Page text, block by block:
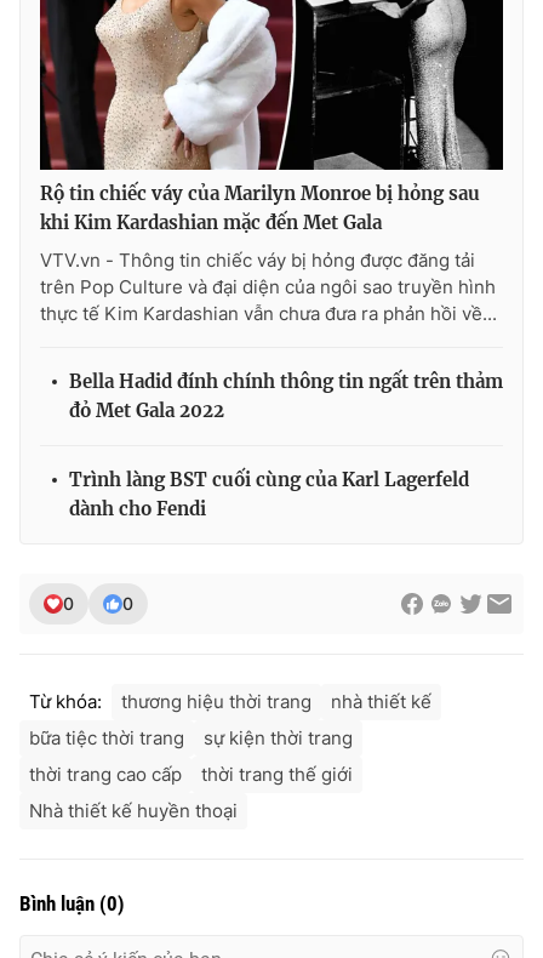
Ðiện thoại Thời báo VTV:024.66 897 897
Email:
toasoan@vtv.vn
Liên hệ quảng cáo:024-7300.7108
® Cấm sao chép dưới mọi hình thức nếu không có sự chấp
thông tin từ website này.
Rộ tin chiếc váy của Marilyn Monroe bị hỏng sau
khi Kim Kardashian mặc đến Met Gala
VTV.vn - Thông tin chiếc váy bị hỏng được đăng tải
trên Pop Culture và đại diện của ngôi sao truyền hình
thực tế Kim Kardashian vẫn chưa đưa ra phản hồi về...
Bella Hadid đính chính thông tin ngất trên thảm
đỏ Met Gala 2022
Trình làng BST cuối cùng của Karl Lagerfeld
dành cho Fendi
0 0
Từ khóa: thương hiệu thời trang
nhà thiết kế
bữa tiệc thời trang
sự kiện thời trang
thời trang cao cấp
thời trang thế giới
Nhà thiết kế huyền thoại
Bình luận (0)